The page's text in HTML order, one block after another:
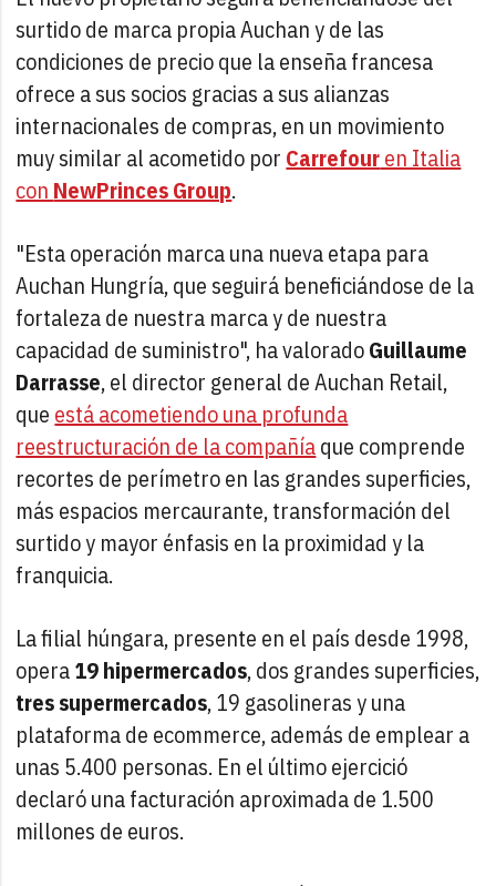
surtido de marca propia Auchan y de las
condiciones de precio que la enseña francesa
ofrece a sus socios gracias a sus alianzas
internacionales de compras, en un movimiento
muy similar al acometido por Carrefouren Italia
con NewPrinces Group.
"Esta operación marca una nueva etapa para
Auchan Hungría, que seguirá beneficiándose de la
fortaleza de nuestra marca y de nuestra
capacidad de suministro", ha valoradoGuillaume
Darrasse, el director general de Auchan Retail,
que está acometiendo una profunda
reestructuración de la compañíaque comprende
recortes de perímetro en las grandes superficies,
más espacios mercaurante, transformación del
surtido y mayor énfasis en la proximidad y la
franquicia.
La filial húngara, presente en el país desde 1998,
opera19 hipermercados, dos grandes superficies,
tres supermercados, 19 gasolineras y una
plataforma de ecommerce, además de emplear a
unas 5.400 personas. En el último ejercició
declaró una facturación aproximada de 1.500
millones de euros.